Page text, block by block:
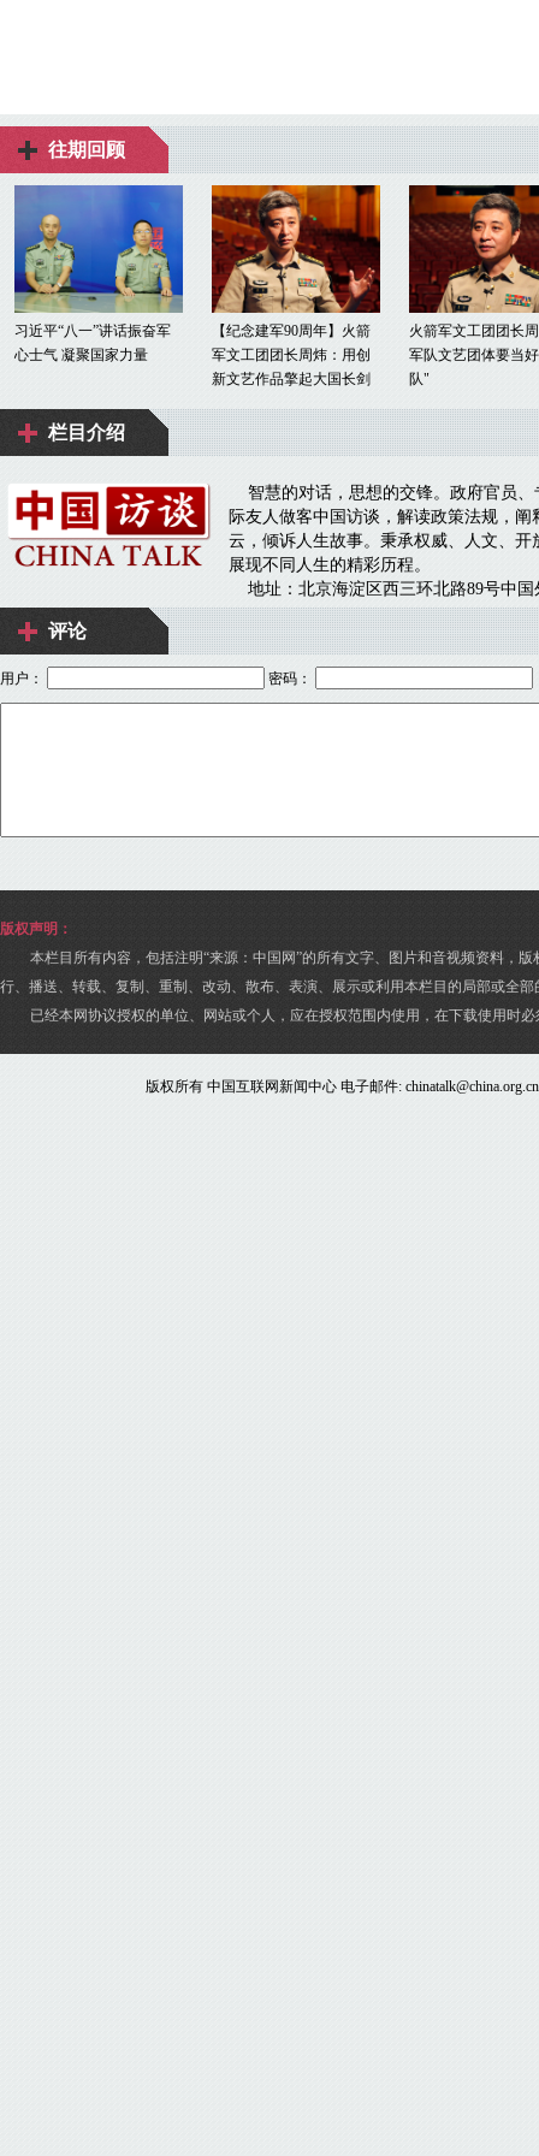
评论
用户： 密码：
版权声明：
本栏目所有内容，包括注明“来源：中国网”的所有文字、图片和音视频资料，
行、播送、转载、复制、重制、改动、散布、表演、展示或利用本栏目的局部或全
已经本网协议授权的单位、网站或个人，应在授权范围内使用，在下载使用时
版权所有 中国互联网新闻中心 电子邮件: